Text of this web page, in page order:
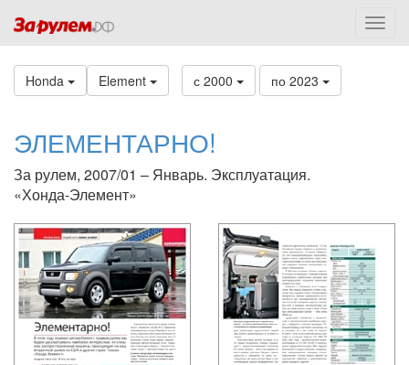
Honda Element с 2000 по 2023
ЭЛЕМЕНТАРНО!
За рулем, 2007/01 – Январь. Эксплуатация.
«Хонда-Элемент»